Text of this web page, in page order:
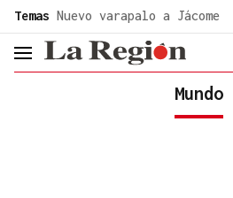
Temas Nuevo varapalo a Jácome
header.menu.open
Mundo